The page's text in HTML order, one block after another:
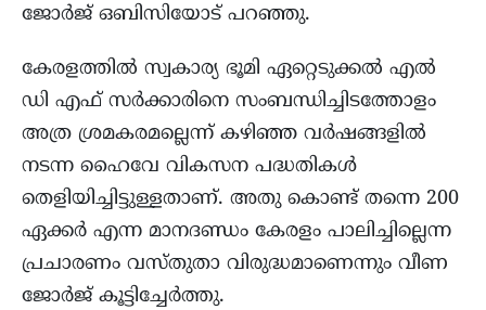
ജോർജ് ഒബിസിയോട് പറഞ്ഞു.
കേരളത്തിൽ സ്വകാര്യ ഭൂമി ഏറ്റെടുക്കൽ എൽ
ഡി എഫ് സർക്കാരിനെ സംബന്ധിച്ചിടത്തോളം
അത്ര ശ്രമകരമല്ലെന്ന് കഴിഞ്ഞ വർഷങ്ങളിൽ
നടന്ന ഹൈവേ വികസന പദ്ധതികൾ
തെളിയിച്ചിട്ടുള്ളതാണ്. അതു കൊണ്ട് തന്നെ 200
ഏക്കർ എന്ന മാനദണ്ഡം കേരളം പാലിച്ചില്ലെന്ന
പ്രചാരണം വസ്തുതാ വിരുദ്ധമാണെന്നും വീണ
ജോർജ് കൂട്ടിച്ചേർത്തു.